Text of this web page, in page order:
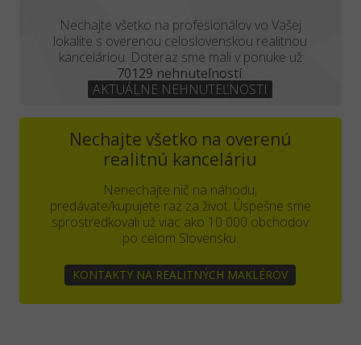
Nechajte všetko na profesionálov vo Vašej
lokalite s overenou celoslovenskou realitnou
kanceláriou. Doteraz sme mali v ponuke už
70129 nehnuteľností.
AKTUÁLNE NEHNUTEĽNOSTI
Nechajte všetko na overenú
realitnú kanceláriu
Nenechajte nič na náhodu,
predávate/kupujete raz za život. Úspešne sme
sprostredkovali už viac ako 10 000 obchodov
po celom Slovensku.
KONTAKTY NA REALITNÝCH MAKLÉROV